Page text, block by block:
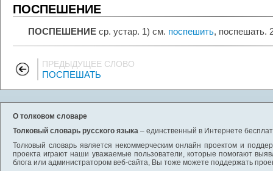
ПОСПЕШЕНИЕ
ПОСПЕШЕНИЕ ср. устар. 1) см. поспешить, поспешать.
ПРЕДЫДУЩЕЕ СЛОВО
ПОСПЕШАТЬ
О толковом словаре
Толковый словарь русского языка – единственный в Интернете
Толковый словарь является некоммерческим онлайн проектом и
проекта играют наши уважаемые пользователи, которые помогают
блога или администратором веб-сайта, Вы тоже можете поддержать